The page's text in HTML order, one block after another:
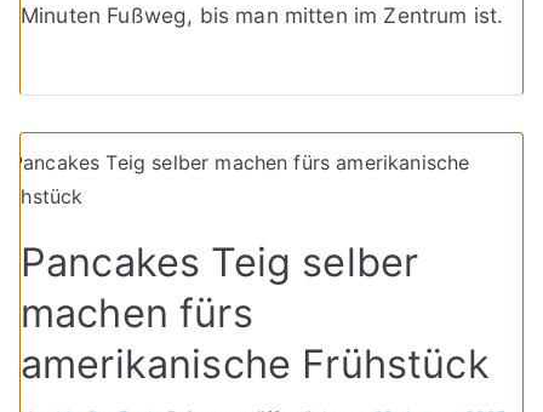
Minuten Fußweg, bis man mitten im Zentrum ist.
Pancakes Teig selber
machen fürs
amerikanische Frühstück